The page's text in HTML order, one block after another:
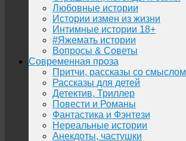
Любовные истории
Истории измен из жизни
Интимные истории 18+
#Яжемать истории
Вопросы & Советы
Современная проза
Притчи, рассказы со смыслом
Рассказы для детей
Детектив, Триллер
Повести и Романы
Фантастика и Фэнтези
Нереальные истории
Анекдоты, частушки